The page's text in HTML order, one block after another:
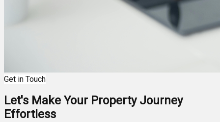
Get in Touch
Let's Make Your Property Journey
Effortless